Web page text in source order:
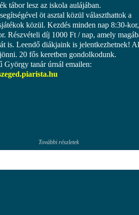
tábor lesz az iskola aulájában.
öt asztal közül választhattok a
közül. Kezdés minden nap 8:30-kor,
Részvételi díj 1000 Ft / nap, amely
is. Leendő diákjaink is jelentkezhetnek!
20 fős keretben gondolkodunk.
György tanár úrnál emailen:
További részletek